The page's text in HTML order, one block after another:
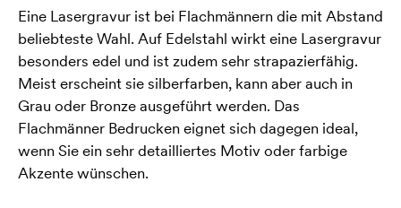
Eine Lasergravur ist bei Flachmännern die mit Abstand
beliebteste Wahl. Auf Edelstahl wirkt eine Lasergravur
besonders edel und ist zudem sehr strapazierfähig.
Meist erscheint sie silberfarben, kann aber auch in
Grau oder Bronze ausgeführt werden. Das
Flachmänner Bedrucken eignet sich dagegen ideal,
wenn Sie ein sehr detailliertes Motiv oder farbige
Akzente wünschen.